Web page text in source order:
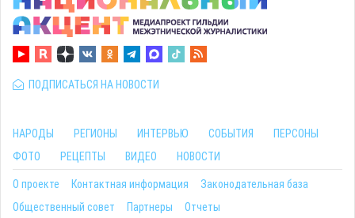
ПОДПИСАТЬСЯ НА НОВОСТИ
НАРОДЫ РЕГИОНЫ ИНТЕРВЬЮ СОБЫТИЯ
ПЕРСОНЫ
ФОТО
РЕЦЕПТЫ ВИДЕО НОВОСТИ
О проекте Контактная информация
Законодательная база
Общественный совет
Партнеры Отчеты